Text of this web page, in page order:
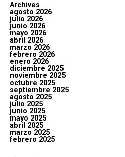
Archives
agosto 2026
julio 2026
junio 2026
mayo 2026
abril 2026
marzo 2026
febrero 2026
enero 2026
diciembre 2025
noviembre 2025
octubre 2025
septiembre 2025
agosto 2025
julio 2025
junio 2025
mayo 2025
abril 2025
marzo 2025
febrero 2025